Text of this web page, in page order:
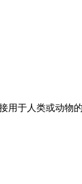
于人类或动物